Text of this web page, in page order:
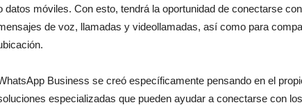
datos móviles. Con esto, tendrá la oportunidad de conectarse
de voz, llamadas y videollamadas, así como para
Business se creó específicamente pensando en el
especializadas que pueden ayudar a conectarse con